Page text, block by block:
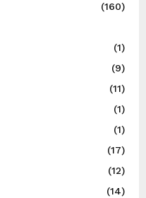
(160)
(1)
(9)
(11)
(1)
(1)
(17)
(12)
(14)